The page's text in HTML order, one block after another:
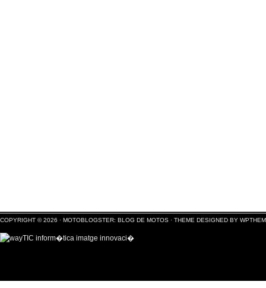
COPYRIGHT © 2026 · MOTOBLOGSTER: BLOG DE MOTOS · THEME DESIGNED BY